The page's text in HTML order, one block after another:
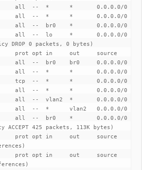
all  --  *      *       0.0.0.0/0
all  --  *      *       0.0.0.0/0
all  --  br0    *       0.0.0.0/0
all  --  lo     *       0.0.0.0/0
DROP 0 packets, 0 bytes)
prot opt in     out     source
all  --  br0    br0     0.0.0.0/0
all  --  *      *       0.0.0.0/0
tcp  --  *      *       0.0.0.0/0
all  --  *      *       0.0.0.0/0
all  --  vlan2  *       0.0.0.0/0
all  --  *      vlan2   0.0.0.0/0
all  --  br0    *       0.0.0.0/0
ACCEPT 425 packets, 113K bytes)
prot opt in     out     source
prot opt in     out     source